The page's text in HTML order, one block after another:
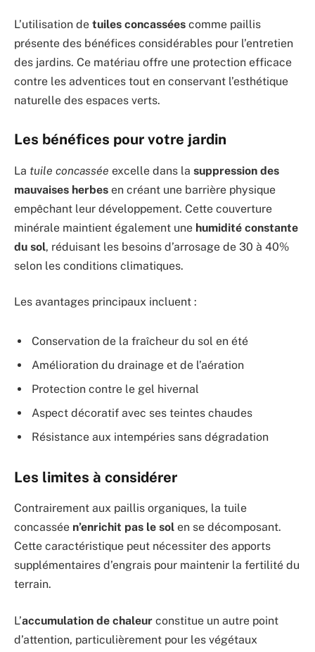
L’utilisation de tuiles concassées comme paillis
présente des bénéfices considérables pour l’entretien
des jardins. Ce matériau offre une protection efficace
contre les adventices tout en conservant l’esthétique
naturelle des espaces verts.
Les bénéfices pour votre jardin
La tuile concassée excelle dans la suppression des
mauvaises herbes en créant une barrière physique
empêchant leur développement. Cette couverture
minérale maintient également une humidité constante
du sol, réduisant les besoins d’arrosage de 30 à 40%
selon les conditions climatiques.
Les avantages principaux incluent :
Conservation de la fraîcheur du sol en été
Amélioration du drainage et de l’aération
Protection contre le gel hivernal
Aspect décoratif avec ses teintes chaudes
Résistance aux intempéries sans dégradation
Les limites à considérer
Contrairement aux paillis organiques, la tuile
concassée n’enrichit pas le sol en se décomposant.
Cette caractéristique peut nécessiter des apports
supplémentaires d’engrais pour maintenir la fertilité du
terrain.
L’accumulation de chaleur constitue un autre point
d’attention, particulièrement pour les végétaux